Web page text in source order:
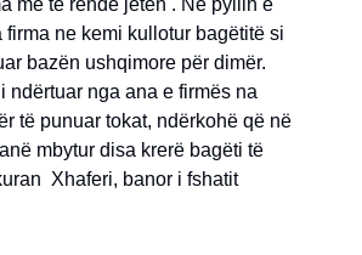
më të rende jetën . Në pyllin e
firma ne kemi kullotur bagëtitë si
bazën ushqimore për dimër.
ndërtuar nga ana e firmës na
të punuar tokat, ndërkohë që në
mbytur disa krerë bagëti të
Xhaferi, banor i fshatit